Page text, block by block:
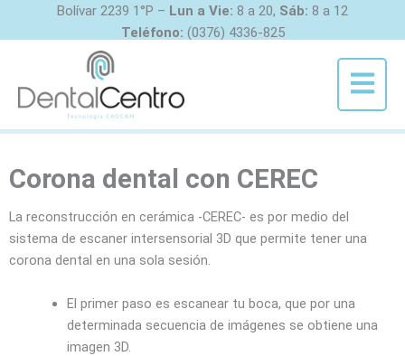
Bolívar 2239 1°P – Lun a Vie: 8 a 20, Sáb: 8 a 12
Teléfono: (0376) 4336-825
Menú
Corona dental con CEREC
La reconstrucción en cerámica -CEREC- es por medio del
sistema de escaner intersensorial 3D que permite tener una
corona dental en una sola sesión.
El primer paso es escanear tu boca, que por una
determinada secuencia de imágenes se obtiene una
imagen 3D.